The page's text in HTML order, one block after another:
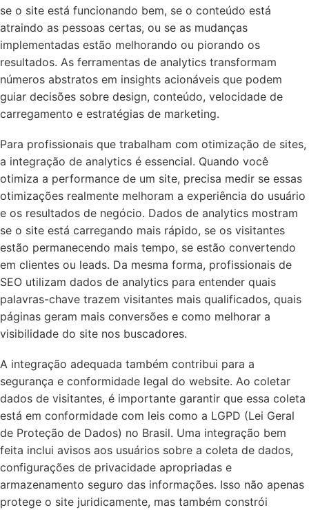
se o site está funcionando bem, se o conteúdo está
atraindo as pessoas certas, ou se as mudanças
implementadas estão melhorando ou piorando os
resultados. As ferramentas de analytics transformam
números abstratos em insights acionáveis que podem
guiar decisões sobre design, conteúdo, velocidade de
carregamento e estratégias de marketing.
Para profissionais que trabalham com otimização de sites,
a integração de analytics é essencial. Quando você
otimiza a performance de um site, precisa medir se essas
otimizações realmente melhoram a experiência do usuário
e os resultados de negócio. Dados de analytics mostram
se o site está carregando mais rápido, se os visitantes
estão permanecendo mais tempo, se estão convertendo
em clientes ou leads. Da mesma forma, profissionais de
SEO utilizam dados de analytics para entender quais
palavras-chave trazem visitantes mais qualificados, quais
páginas geram mais conversões e como melhorar a
visibilidade do site nos buscadores.
A integração adequada também contribui para a
segurança e conformidade legal do website. Ao coletar
dados de visitantes, é importante garantir que essa coleta
está em conformidade com leis como a LGPD (Lei Geral
de Proteção de Dados) no Brasil. Uma integração bem
feita inclui avisos aos usuários sobre a coleta de dados,
configurações de privacidade apropriadas e
armazenamento seguro das informações. Isso não apenas
protege o site juridicamente, mas também constrói